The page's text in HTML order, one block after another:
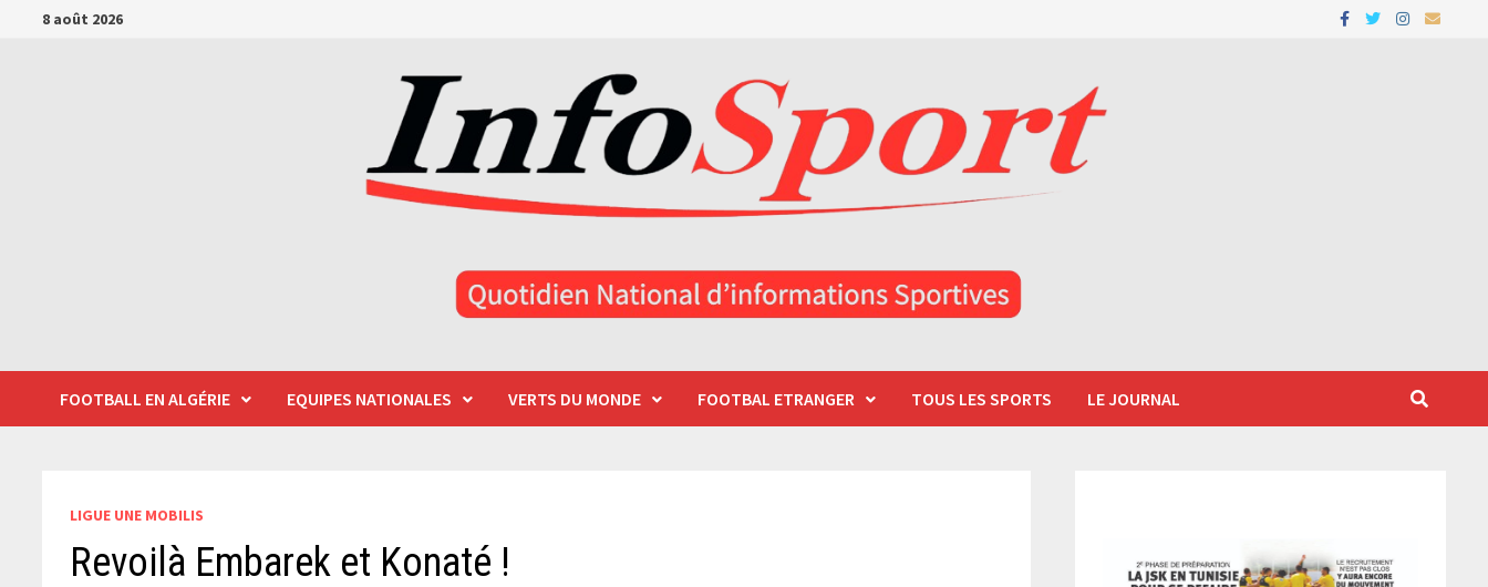
Passer8 août 2026
FOOTBALL EN ALGÉRIE EQUIPES NATIONALES VERTS DU MONDE FOOTBAL ETRANGER TOUS LES SPORTS LE JOURNAL
LIGUE UNE MOBILIS
Revoilà Embarek et Konaté !